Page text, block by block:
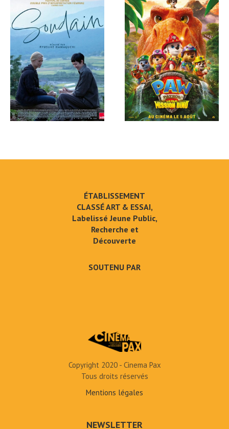
ÉTABLISSEMENT
CLASSÉ ART & ESSAI,
Labelissé Jeune Public,
Recherche et
Découverte
SOUTENU PAR
Copyright 2020 - Cinema Pax
Tous droits réservés
Mentions légales
NEWSLETTER